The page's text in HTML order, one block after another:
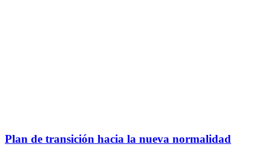
Plan de transición hacia la nueva normalidad